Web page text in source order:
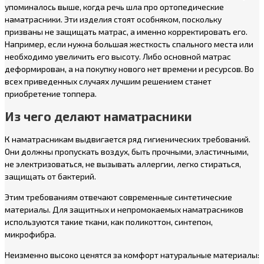
упоминалось выше, когда речь шла про ортопедические
наматрасники. Эти изделия стоят особняком, поскольку
призваны не защищать матрас, а именно корректировать его.
Например, если нужна большая жесткость спального места или
необходимо увеличить его высоту. Либо основной матрас
деформирован, а на покупку нового нет времени и ресурсов. Во
всех приведенных случаях лучшим решением станет
приобретение топпера.
Из чего делают наматрасники
К наматрасникам выдвигается ряд гигиенических требований.
Они должны пропускать воздух, быть прочными, эластичными,
не электризоваться, не вызывать аллергии, легко стираться,
защищать от бактерий.
Этим требованиям отвечают современные синтетические
материалы. Для защитных и непромокаемых наматрасников
используются такие ткани, как поликоттон, синтепон,
микрофибра.
Неизменно высоко ценятся за комфорт натуральные материалы: